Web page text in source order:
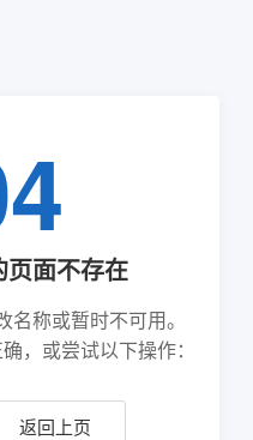
面不存在
称或暂时不可用。
，或尝试以下操作：
返回上页